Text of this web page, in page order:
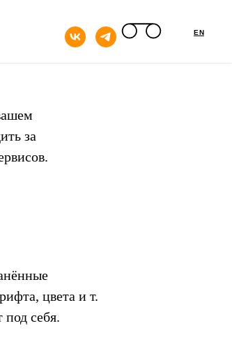
кнопка EN
за
цвета и т.
под себя.